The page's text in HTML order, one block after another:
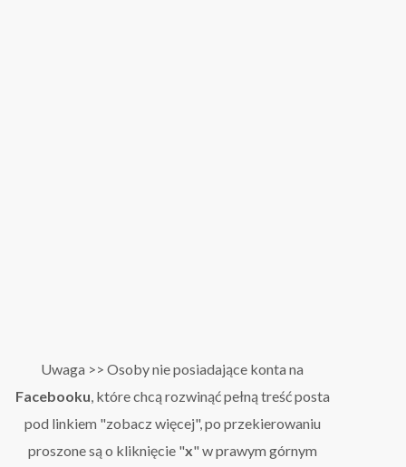
Uwaga >> Osoby nie posiadające konta na
Facebooku , które chcą rozwinąć pełną treść posta
pod linkiem "zobacz więcej", po przekierowaniu
proszone są o kliknięcie "x" w prawym górnym